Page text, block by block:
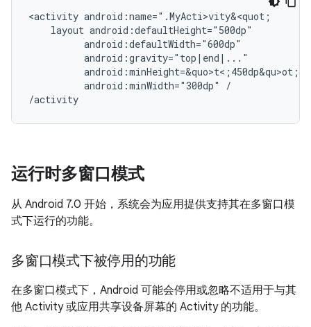
<activity
layout
android:minHeight=&quo>t<;450dp&qu>o
android:minWidth="300dp"
/
运行时多窗口模式
从 Android 7.0 开始，系统会为应用提供支持其在多窗口模
式下运行的功能。
多窗口模式下被停用的功能
在多窗口模式下，Android 可能会停用或忽略不适用于与其
他 Activity 或应用共享设备屏幕的 Activity 的功能。